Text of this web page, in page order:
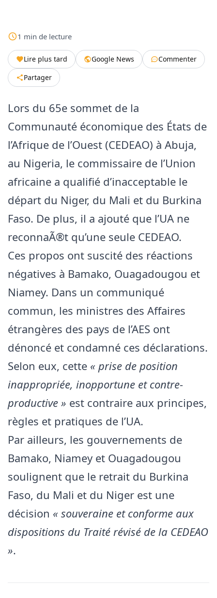
1 min de lecture
Lire plus tard Google News
Commenter
Partager
Lors du 65e sommet de la
Communauté économique des États de
l’Afrique de l’Ouest (CEDEAO) à Abuja,
au Nigeria, le commissaire de l’Union
africaine a qualifié d’inacceptable le
départ du Niger, du Mali et du Burkina
Faso. De plus, il a ajouté que l’UA ne
reconnaÃ®t qu’une seule CEDEAO.
Ces propos ont suscité des réactions
négatives à Bamako, Ouagadougou et
Niamey. Dans un communiqué
commun, les ministres des Affaires
étrangères des pays de l’AES ont
dénoncé et condamné ces déclarations.
Selon eux, cette « prise de position
inappropriée, inopportune et contre-
productive » est contraire aux principes,
règles et pratiques de l’UA.
Par ailleurs, les gouvernements de
Bamako, Niamey et Ouagadougou
soulignent que le retrait du Burkina
Faso, du Mali et du Niger est une
décision « souveraine et conforme aux
dispositions du Traité révisé de la CEDEAO
».